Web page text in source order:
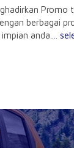
berbagai
anda....